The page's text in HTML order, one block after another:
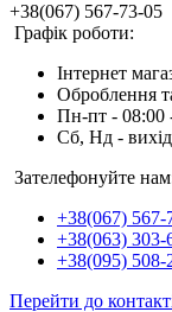
+38(067) 567-73-05
Графік роботи:
Інтернет
Оброблення
Пн-пт - 08:00
Сб, Нд -
Зателефонуйте
+38(067) 567-
+38(063) 303-
+38(095) 508-
Перейти до